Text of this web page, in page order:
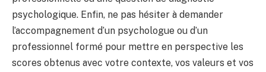
psychologique. Enfin, ne pas hésiter à demander
l’accompagnement d’un psychologue ou d’un
professionnel formé pour mettre en perspective les
scores obtenus avec votre contexte, vos valeurs et vos